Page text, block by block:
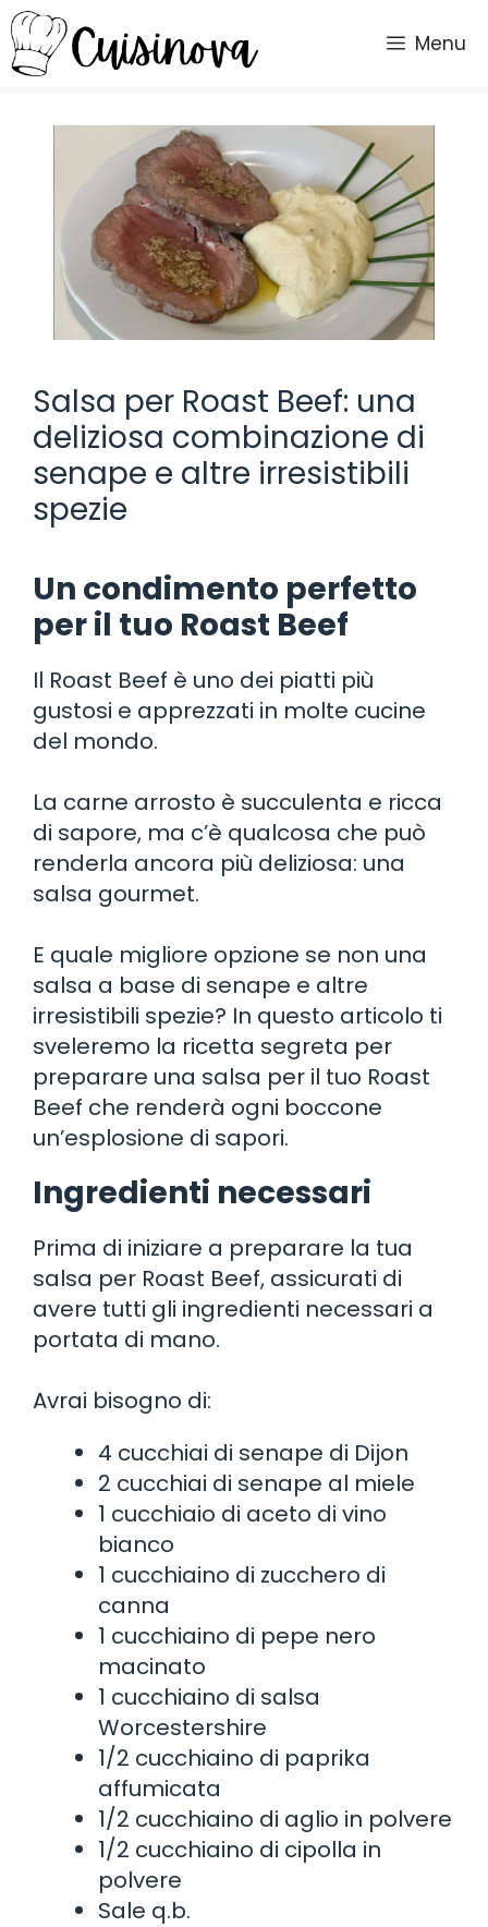
Vai
al
contenuto
Menu
Salsa per Roast Beef: una
deliziosa combinazione di
senape e altre irresistibili
spezie
Un condimento perfetto
per il tuo Roast Beef
Il Roast Beef è uno dei piatti più
gustosi e apprezzati in molte cucine
del mondo.
La carne arrosto è succulenta e ricca
di sapore, ma c’è qualcosa che può
renderla ancora più deliziosa: una
salsa gourmet.
E quale migliore opzione se non una
salsa a base di senape e altre
irresistibili spezie? In questo articolo ti
sveleremo la ricetta segreta per
preparare una salsa per il tuo Roast
Beef che renderà ogni boccone
un’esplosione di sapori.
Ingredienti necessari
Prima di iniziare a preparare la tua
salsa per Roast Beef, assicurati di
avere tutti gli ingredienti necessari a
portata di mano.
Avrai bisogno di:
4 cucchiai di senape di Dijon
2 cucchiai di senape al miele
1 cucchiaio di aceto di vino
bianco
1 cucchiaino di zucchero di
canna
1 cucchiaino di pepe nero
macinato
1 cucchiaino di salsa
Worcestershire
1/2 cucchiaino di paprika
affumicata
1/2 cucchiaino di aglio in polvere
1/2 cucchiaino di cipolla in
polvere
Sale q.b.